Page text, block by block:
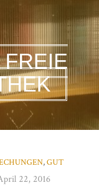
,GUT
22, 2016